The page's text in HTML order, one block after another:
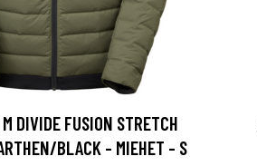
DIVIDE FUSION STRETCH
BLACK - MIEHET - S